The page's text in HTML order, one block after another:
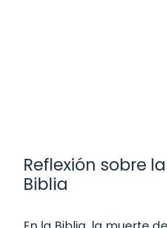
Reflexión sobre
Biblia